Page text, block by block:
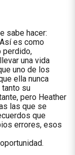
sabe hacer:
es como
perdido,
una vida
uno de los
ella nunca
su
pero Heather
las que se
que
errores, esos